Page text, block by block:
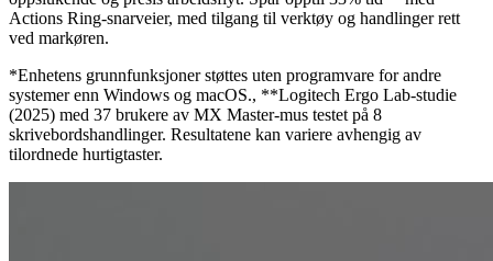
Actions Ring-snarveier, med tilgang til verktøy og handlinger rett
ved markøren.
*Enhetens grunnfunksjoner støttes uten programvare for andre
systemer enn Windows og macOS., **Logitech Ergo Lab-studie
(2025) med 37 brukere av MX Master-mus testet på 8
skrivebordshandlinger. Resultatene kan variere avhengig av
tilordnede hurtigtaster.